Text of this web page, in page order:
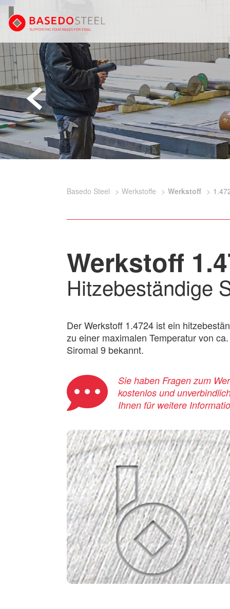
Basedo Steel Werkstoffe Werkstoff
Werkstoff
Hitzebeständige
Der Werkstoff 1.4724 ist ein
zu einer maximalen Temperatur von
Siromal 9 bekannt.
Sie haben Fragen zum
kostenlos und
Ihnen für weitere